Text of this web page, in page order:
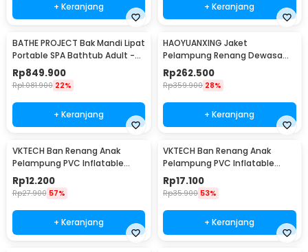
+ Keranjang + Keranjang
BATHE PROJECT Bak Mandi Lipat
Portable SPA Bathtub Adult -
KY-18
Rp849.900
Rp1.081.900 22%
+ Keranjang
HAOYUANXING Jaket
Pelampung Renang Dewasa
Life Jacket Water Sport Vest M
- JR-38
Rp262.500
Rp359.900 28%
+ Keranjang
VKTECH Ban Renang Anak
Pelampung PVC Inflatable
Swimming Ring 60cm - V03
Rp12.200
Rp27.900 57%
+ Keranjang
VKTECH Ban Renang Anak
Pelampung PVC Inflatable
Swimming Ring 80cm - V03
Rp17.100
Rp35.900 53%
+ Keranjang